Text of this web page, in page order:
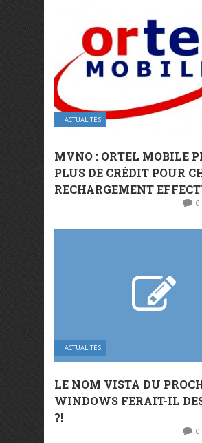
ACTUALITÉS
MVNO : ORTEL MOBILE
PLUS DE CRÉDIT POUR
RECHARGEMENT
0
ACTUALITÉS
LE NOM VISTA DU
WINDOWS FERAIT-IL
?!
0